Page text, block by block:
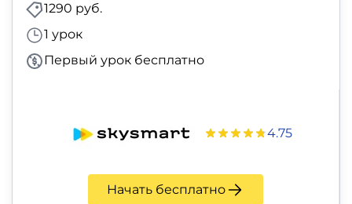
1290 руб.
1 урок
Первый урок бесплатно
4.75
Начать бесплатно
Репетиторы
Тесты